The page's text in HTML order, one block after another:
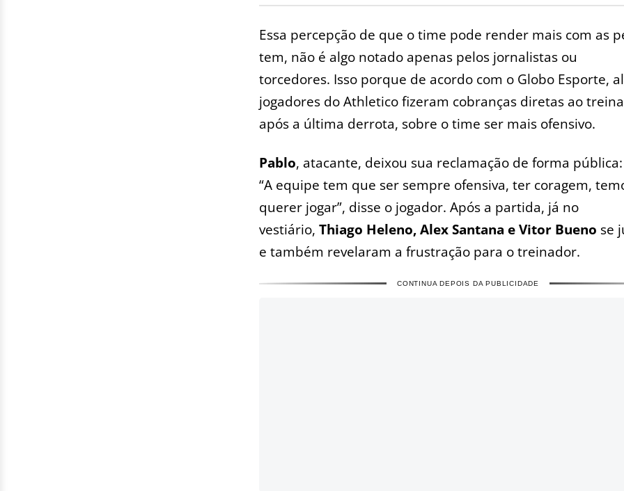
Essa percepção de que o time pode render mais com as
tem, não é algo notado apenas pelos jornalistas ou
torcedores. Isso porque de acordo com o Globo Esporte,
jogadores do Athletico fizeram cobranças diretas ao
após a última derrota, sobre o time ser mais ofensivo.
Pablo, atacante, deixou sua reclamação de forma pública:
“A equipe tem que ser sempre ofensiva, ter coragem,
querer jogar”, disse o jogador. Após a partida, já no
vestiário, Thiago Heleno, Alex Santana e Vitor Bueno se
e também revelaram a frustração para o treinador.
CONTINUA DEPOIS DA PUBLICIDADE